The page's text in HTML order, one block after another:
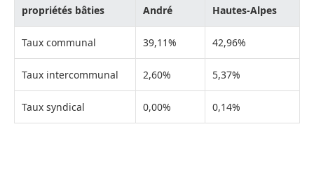
propriétés bâties
André
Hautes-Alpes
Taux communal 39,11% 42,96%
Taux intercommunal 2,60% 5,37%
Taux syndical 0,00% 0,14%